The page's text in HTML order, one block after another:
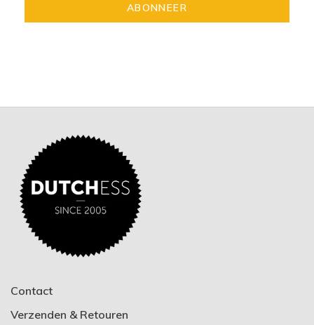
ABONNEER
Contact
Verzenden & Retouren